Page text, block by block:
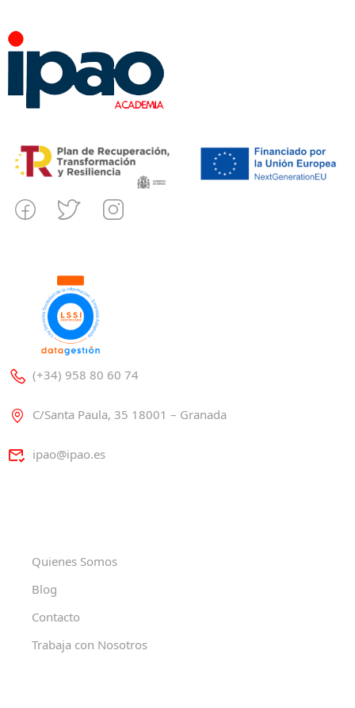
(+34) 958 80 60 74
C/Santa Paula, 35 18001 – Granada
ipao@ipao.es
Quienes Somos
Blog
Contacto
Trabaja con Nosotros